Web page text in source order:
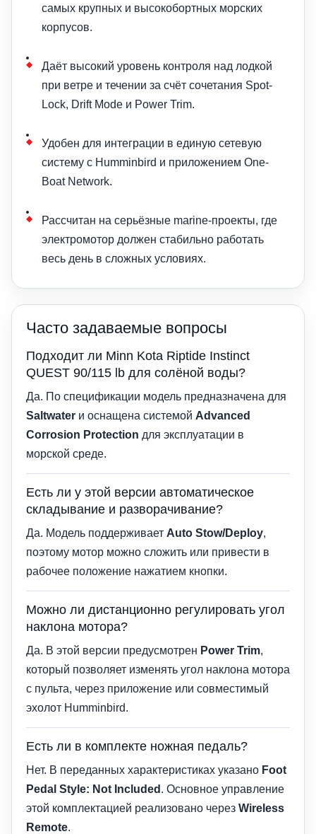
самых крупных и высокобортных морских
корпусов.
Даёт высокий уровень контроля над лодкой
при ветре и течении за счёт сочетания Spot-
Lock, Drift Mode и Power Trim.
Удобен для интеграции в единую сетевую
систему с Humminbird и приложением One-
Boat Network.
Рассчитан на серьёзные marine-проекты, где
электромотор должен стабильно работать
весь день в сложных условиях.
Часто задаваемые вопросы
Подходит ли Minn Kota Riptide Instinct
QUEST 90/115 lb для солёной воды?
Да. По спецификации модель предназначена для
Saltwater и оснащена системой Advanced
Corrosion Protection для эксплуатации в
морской среде.
Есть ли у этой версии автоматическое
складывание и разворачивание?
Да. Модель поддерживает Auto Stow/Deploy,
поэтому мотор можно сложить или привести в
рабочее положение нажатием кнопки.
Можно ли дистанционно регулировать угол
наклона мотора?
Да. В этой версии предусмотрен Power Trim,
который позволяет изменять угол наклона мотора
с пульта, через приложение или совместимый
эхолот Humminbird.
Есть ли в комплекте ножная педаль?
Нет. В переданных характеристиках указано Foot
Pedal Style: Not Included . Основное управление
этой комплектацией реализовано через Wireless
Remote.